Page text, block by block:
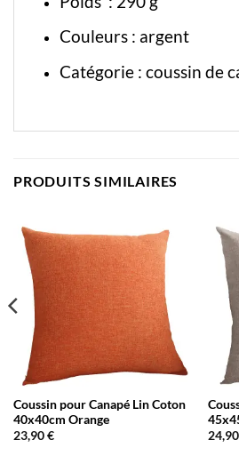
Couleurs : argent
Catégorie : coussin de
PRODUITS SIMILAIRES
Coussin pour Canapé Lin Coton
40x40cm Orange
23,90€
24,90